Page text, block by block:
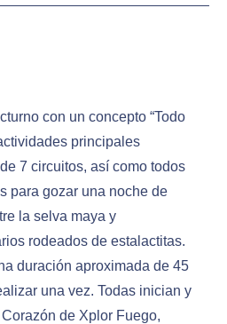
con un concepto “Todo
principales
7 circuitos, así como todos
para gozar una noche de
la selva maya y
rodeados de estalactitas.
duración aproximada de 45
una vez. Todas inician y
de Xplor Fuego,